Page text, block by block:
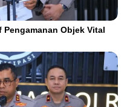
Objek Vital